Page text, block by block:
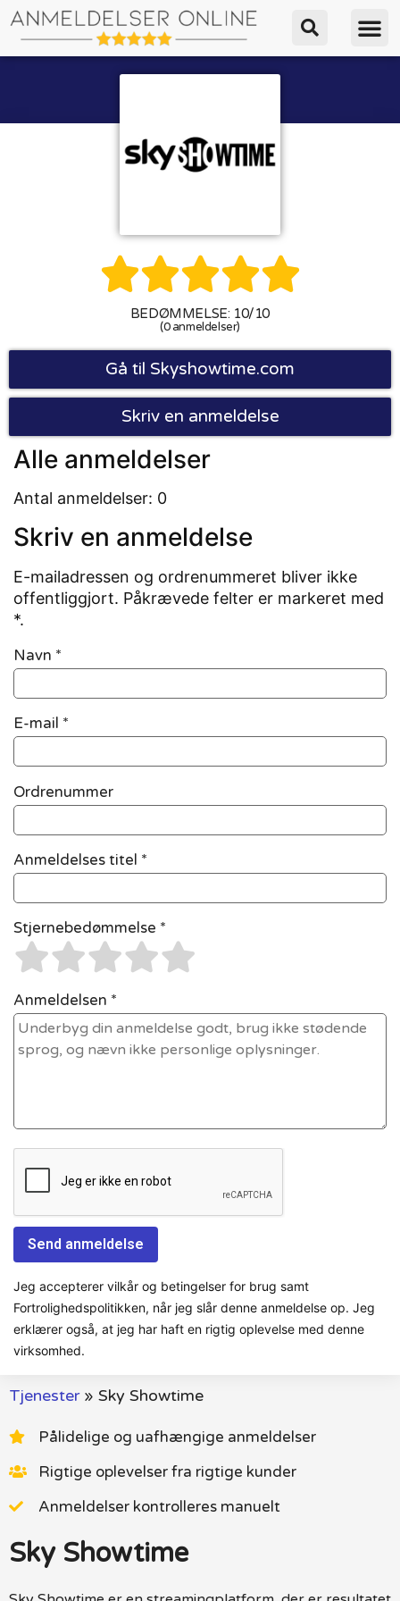

BEDØMMELSE: 10/10
(0 anmeldelser)
Gå til Skyshowtime.com
Skriv en anmeldelse
Alle anmeldelser
Antal anmeldelser: 0
Skriv en anmeldelse
E-mailadressen og ordrenummeret bliver ikke
offentliggjort. Påkrævede felter er markeret med
*.
Navn *
E-mail *
Ordrenummer
Anmeldelses titel *
Stjernebedømmelse *
Anmeldelsen *
Jeg accepterer vilkår og betingelser for brug samt
Fortrolighedspolitikken, når jeg slår denne anmeldelse op. Jeg
erklærer også, at jeg har haft en rigtig oplevelse med denne
virksomhed.
Tjenester» Sky Showtime
Pålidelige og uafhængige anmeldelser
Rigtige oplevelser fra rigtige kunder
Anmeldelser kontrolleres manuelt
Sky Showtime